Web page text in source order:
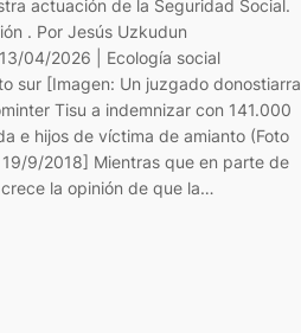
actuación de la Seguridad Social.
. Por Jesús Uzkudun
04/2026 | Ecología social
sur [Imagen: Un juzgado donostiarra
Tisu a indemnizar con 141.000
e hijos de víctima de amianto (Foto
19/9/2018] Mientras que en parte de
la opinión de que la…